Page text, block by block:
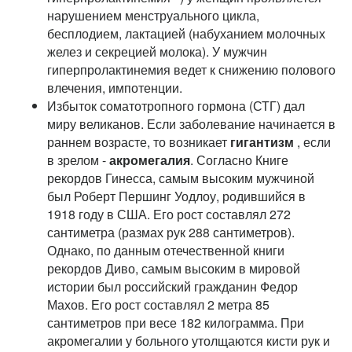
нарушением менструального цикла,
бесплодием, лактацией (набуханием молочных
желез и секрецией молока). У мужчин
гиперпролактинемия ведет к снижению полового
влечения, импотенции.
Избыток соматотропного гормона (СТГ) дал
миру великанов. Если заболевание начинается в
раннем возрасте, то возникает гигантизм , если
в зрелом -акромегалия. Согласно Книге
рекордов Гинесса, самым высоким мужчиной
был Роберт Першинг Уодлоу, родившийся в
1918 году в США. Его рост составлял 272
сантиметра (размах рук 288 сантиметров).
Однако, по данным отечественной книги
рекордов Диво, самым высоким в мировой
истории был российский гражданин Федор
Махов. Его рост составлял 2 метра 85
сантиметров при весе 182 килограмма. При
акромегалии у больного утолщаются кисти рук и